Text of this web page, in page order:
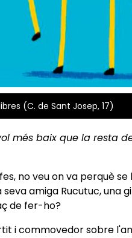
(C. de Sant Josep, 17)
més baix que la resta
no veu on va perquè
amiga Rucutuc, una
de fer-ho?
i commovedor sobre